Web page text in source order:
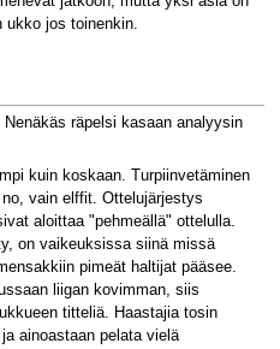
ukko jos toinenkin.
räpelsi kasaan analyysin
kuin koskaan. Turpiinvetäminen
vain elffit. Ottelujärjestys
aloittaa "pehmeällä" ottelulla.
on vaikeuksissa siinä missä
pimeät haltijat pääsee.
liigan kovimman, siis
titteliä. Haastajia tosin
ainoastaan pelata vielä